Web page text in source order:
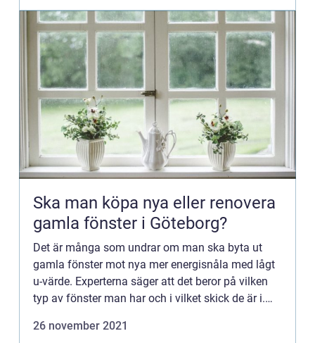
Ska man köpa nya eller renovera
gamla fönster i Göteborg?
Det är många som undrar om man ska byta ut
gamla fönster mot nya mer energisnåla med lågt
u-värde. Experterna säger att det beror på vilken
typ av fönster man har och i vilket skick de är i.
det ans...
26 november 2021